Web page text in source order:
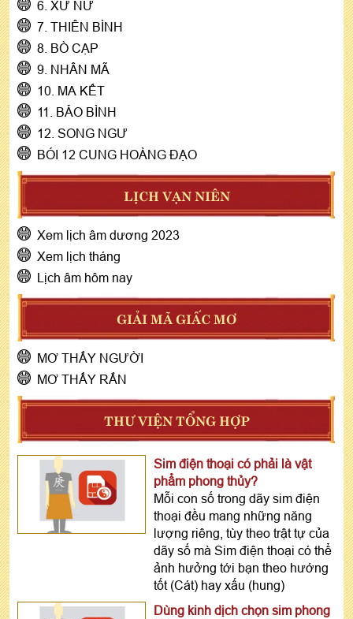
6. XỬ NỮ
7. THIÊN BÌNH
8. BÒ CẠP
9. NHÂN MÃ
10. MA KẾT
11. BẢO BÌNH
12. SONG NGƯ
BÓI 12 CUNG HOÀNG ĐẠO
LỊCH VẠN NIÊN
Xem lịch âm dương 2023
Xem lịch tháng
Lịch âm hôm nay
GIẢI MÃ GIẤC MƠ
MƠ THẤY NGƯỜI
MƠ THẤY RẮN
THƯ VIỆN TỔNG HỢP
Sim điện thoại có phải là vật
phẩm phong thủy?
Mỗi con số trong dãy sim điện
thoại đều mang những năng
lượng riêng, tùy theo trật tự của
dãy số mà Sim điện thoại có thể
ảnh hưởng tới bạn theo hướng
tốt (Cát) hay xấu (hung)
Dùng kinh dịch chọn sim phong